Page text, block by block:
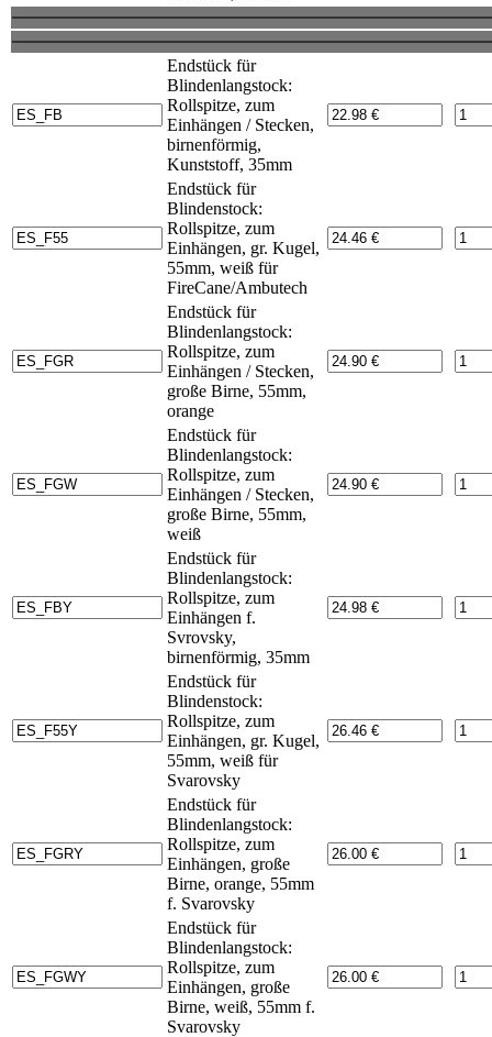
Endstück für
Blindenlangstock:
Rollspitze, zum
Einhängen / Stecken,
birnenförmig,
Kunststoff, 35mm
Endstück für
Blindenstock:
Rollspitze, zum
Einhängen, gr. Kugel,
55mm, weiß für
FireCane/Ambutech
Endstück für
Blindenlangstock:
Rollspitze, zum
Einhängen / Stecken,
große Birne, 55mm,
orange
Endstück für
Blindenlangstock:
Rollspitze, zum
Einhängen / Stecken,
große Birne, 55mm,
weiß
Endstück für
Blindenlangstock:
Rollspitze, zum
Einhängen f.
Svrovsky,
birnenförmig, 35mm
Endstück für
Blindenstock:
Rollspitze, zum
Einhängen, gr. Kugel,
55mm, weiß für
Svarovsky
Endstück für
Blindenlangstock:
Rollspitze, zum
Einhängen, große
Birne, orange, 55mm
f. Svarovsky
Endstück für
Blindenlangstock:
Rollspitze, zum
Einhängen, große
Birne, weiß, 55mm f.
Svarovsky